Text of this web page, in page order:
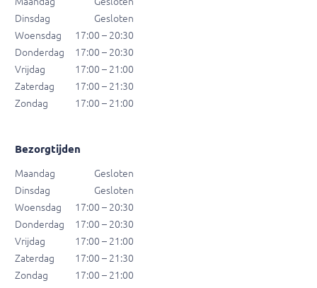
Dinsdag
Gesloten
Woensdag
17:00 – 20:30
Donderdag
17:00 – 20:30
Vrijdag
17:00 – 21:00
Zaterdag
17:00 – 21:30
Zondag
17:00 – 21:00
Bezorgtijden
Maandag
Gesloten
Dinsdag
Gesloten
Woensdag
17:00 – 20:30
Donderdag
17:00 – 20:30
Vrijdag
17:00 – 21:00
Zaterdag
17:00 – 21:30
Zondag
17:00 – 21:00